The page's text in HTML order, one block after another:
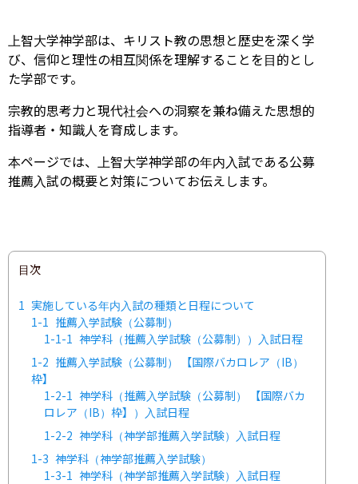
上智大学神学部は、キリスト教の思想と歴史を深く学
び、信仰と理性の相互関係を理解することを目的とし
た学部です。
宗教的思考力と現代社会への洞察を兼ね備えた思想的
指導者・知識人を育成します。
本ページでは、上智大学神学部の年内入試である公募
推薦入試の概要と対策についてお伝えします。
目次
1 実施している年内入試の種類と日程について
1-1 推薦入学試験（公募制）
1-1-1 神学科（推薦入学試験（公募制））入試日程
1-2 推薦入学試験（公募制） 【国際バカロレア（IB）
枠】
1-2-1 神学科（推薦入学試験（公募制） 【国際バカ
ロレア（IB）枠】）入試日程
1-2-2 神学科（神学部推薦入学試験）入試日程
1-3 神学科（神学部推薦入学試験）
1-3-1 神学科（神学部推薦入学試験）入試日程